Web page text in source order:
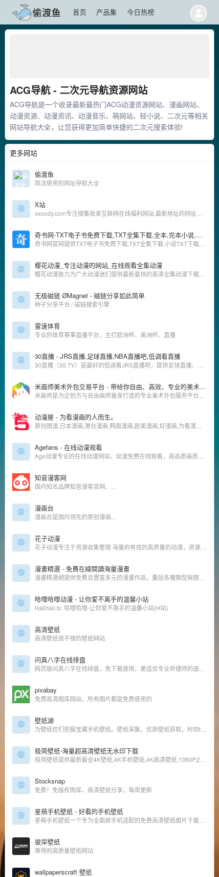
首页 产品集 今日热榜
ACG导航 - 二次元导航资源网站
ACG导航是一个收录最新最热门ACG动漫资源网站、漫画网站、
动漫资源、动漫资讯、动漫音乐、萌网站、轻小说、二次元等相关
网站导航大全，让您获得更加简单快捷的二次元搜索体验!
更多网站
偷渡鱼
简洁使用的网址导航大全
X站
奇书网-TXT电子书免费下载,TXT全集下载,全本,完本小说,完结小说
樱花动漫_专注动漫的网站_在线观看全集动漫
无极磁链 ØMagnet - 磁链分享如此简单
种子分享平台 / 磁链搜索引擎
雷速体育
专业的体育赛事直播平台，主打欧洲杯、美洲杯、直播
30直播 - JRS直播,足球直播,NBA直播吧,低调看直播
米画师美术外包交易平台 - 带给你自由、高效、专业的美术工作体验
动漫屋 - 为看漫画的人而生。
Agefans - 在线动漫观看
知音漫客网
国内知名品牌知音漫客官网，...
漫画台
漫画台是国内领先的原创漫画...
花子动漫
漫畫精選 - 免費在線閱讀海量漫畫
哈哩哈哩动漫 - 让你爱不离手的温馨小站
Halihali.tv: 哈哩哈哩-让你爱不离手的温馨小站(H站)
高清壁纸
高清壁纸很不错的壁纸网站
问真八字在线排盘
pixabay
免费高清图库网站，所有图片都是免费使用的
壁纸湖
极简壁纸-海量超高清壁纸无水印下载
Stocksnap
免费！免版权图库、高清壁纸分享，每周更新
星萌手机壁纸 - 好看的手机壁纸
彼岸壁纸
难得的高质量壁纸网站
wallpaperscraft 壁纸